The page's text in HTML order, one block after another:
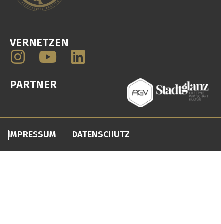
VERNETZEN
PARTNER
IMPRESSUM DATENSCHUTZ